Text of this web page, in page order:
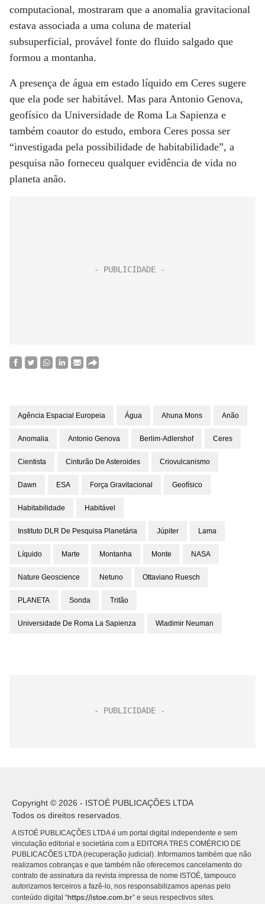
computacional, mostraram que a anomalia gravitacional
estava associada a uma coluna de material
subsuperficial, provável fonte do fluido salgado que
formou a montanha.
A presença de água em estado líquido em Ceres sugere
que ela pode ser habitável. Mas para Antonio Genova,
geofísico da Universidade de Roma La Sapienza e
também coautor do estudo, embora Ceres possa ser
“investigada pela possibilidade de habitabilidade”, a
pesquisa não forneceu qualquer evidência de vida no
planeta anão.
Agência Espacial Europeia Água Ahuna Mons Anão
Anomalia Antonio Genova Berlim-Adlershof Ceres
Cientista Cinturão De Asteroides Criovulcanismo
Dawn ESA Força Gravitacional Geofísico
Habitabilidade Habitável
Instituto DLR De Pesquisa Planetária Júpiter Lama
Líquido Marte Montanha Monte NASA
Nature Geoscience Netuno Ottaviano Ruesch
PLANETA Sonda Tritão
Universidade De Roma La Sapienza Wladimir Neuman
Copyright © 2026 - ISTOÉ PUBLICAÇÕES LTDA
Todos os direitos reservados.
A ISTOÉ PUBLICAÇÕES LTDA é um portal digital independente e sem
vinculação editorial e societária com a EDITORA TRES COMÉRCIO DE
PUBLICACÕES LTDA (recuperação judicial). Informamos também que não
realizamos cobranças e que também não oferecemos cancelamento do
contrato de assinatura da revista impressa de nome ISTOÉ, tampouco
autorizamos terceiros a fazê-lo, nos responsabilizamos apenas pelo
conteúdo digital “https://istoe.com.br” e seus respectivos sites.